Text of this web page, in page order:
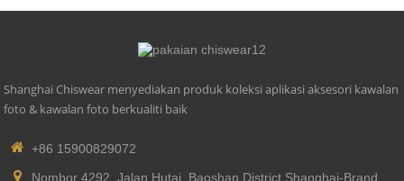
Shanghai Chiswear menyediakan produk koleksi aplikasi aksesori kawalan
foto & kawalan foto berkualiti baik
+86 15900829072
Nombor 4292, Jalan Hutai, Baoshan District Shanghai-Brand